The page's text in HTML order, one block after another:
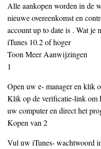
Alle aankopen worden in de
nieuwe overeenkomst en
account up to date is . Wat je
iTunes 10.2 of hoger
Toon Meer Aanwijzingen
1
Open uw e- manager en klik
Klik op de verificatie-link om
uw computer en direct het
Kopen van 2
Vul uw iTunes- wachtwoord